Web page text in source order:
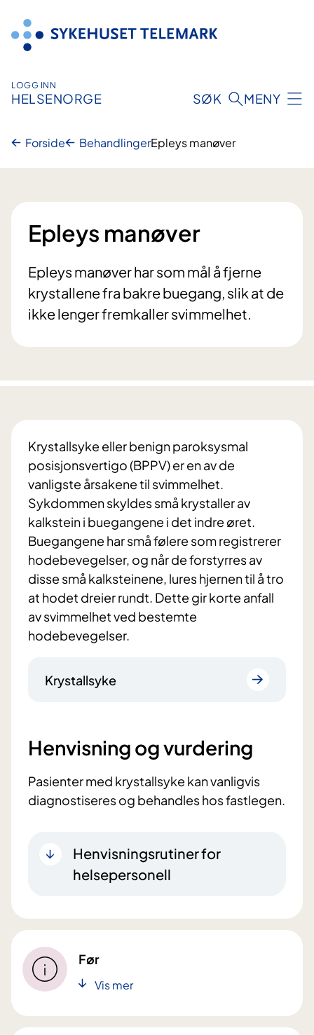
innhold
LOGG INN
HELSENORGE SØK MENY
Forside BehandlingerEpleys manøver
Epleys manøver
Epleys manøver har som mål å fjerne
krystallene fra bakre buegang, slik at de
ikke lenger fremkaller svimmelhet.
Krystallsyke eller benign paroksysmal
posisjonsvertigo (BPPV) er en av de
vanligste årsakene til svimmelhet.
Sykdommen skyldes små krystaller av
kalkstein i buegangene i det indre øret.
Buegangene har små følere som registrerer
hodebevegelser, og når de forstyrres av
disse små kalksteinene, lures hjernen til å tro
at hodet dreier rundt. Dette gir korte anfall
av svimmelhet ved bestemte
hodebevegelser.
Krystallsyke
Henvisning og vurdering
Pasienter med krystallsyke kan vanligvis
diagnostiseres og behandles hos fastlegen.
Henvisningsrutiner for
helsepersonell
Før
Vis mer